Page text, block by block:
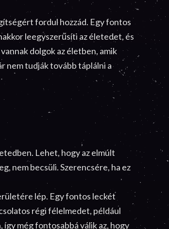
fordul hozzád. Egy fontos
leegyszerűsíti az életedet, és
dolgok az életben, amik
nem tudják tovább táplálni a
Lehet, hogy az elmúlt
nem becsüli. Szerencsére, ha ez
lép. Egy fontos leckét
régi félelmedet, például
még fontosabbá válik az, hogy